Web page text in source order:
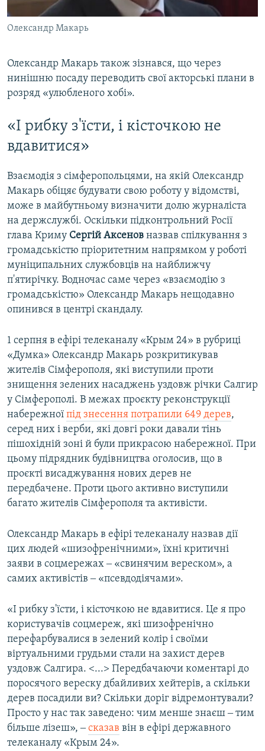
Олександр Макарь
Олександр Макарь також зізнався, що через
нинішню посаду переводить свої акторські плани в
розряд «улюбленого хобі».
«І рибку з'їсти, і кісточкою не
вдавитися»
Взаємодія з сімферопольцями, на якій Олександр
Макарь обіцяє будувати свою роботу у відомстві,
може в майбутньому визначити долю журналіста
на держслужбі. Оскільки підконтрольний Росії
глава Криму Сергій Аксенов назвав спілкування з
громадськістю пріоритетним напрямком у роботі
муніципальних службовців на найближчу
п'ятирічку. Водночас саме через «взаємодію з
громадськістю» Олександр Макарь нещодавно
опинився в центрі скандалу.
1 серпня в ефірі телеканалу «Крым 24» в рубриці
«Думка» Олександр Макарь розкритикував
жителів Сімферополя, які виступили проти
знищення зелених насаджень уздовж річки Салгир
у Сімферополі. В межах проєкту реконструкції
набережної під знесення потрапили 649 дерев,
серед них і верби, які довгі роки давали тінь
пішохідній зоні й були прикрасою набережної. При
цьому підрядник будівництва оголосив, що в
проєкті висаджування нових дерев не
передбачене. Проти цього активно виступили
багато жителів Сімферополя та активісти.
Олександр Макарь в ефірі телеканалу назвав дії
цих людей «шизофренічними», їхні критичні
заяви в соцмережах ‒ «свинячим вереском», а
самих активістів ‒ «псевдодіячами».
«І рибку з'їсти, і кісточкою не вдавитися. Це я про
користувачів соцмереж, які шизофренічно
перефарбувалися в зелений колір і своїми
віртуальними грудьми стали на захист дерев
уздовж Салгира. <...> Передбачаючи коментарі до
поросячого вереску дбайливих хейтерів, а скільки
дерев посадили ви? Скільки доріг відремонтували?
Просто у нас так заведено: чим менше знаєш ‒ тим
більше лізеш», ‒сказав він в ефірі державного
телеканалу «Крым 24».